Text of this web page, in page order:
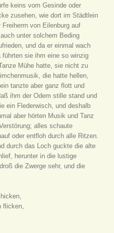
keins vom Gesinde oder
zusehen, wie dort im Städtlein
Freiherrn von Eilenburg auf
unter solchem Beding
und da er einmal wach
sie ihm eine so winzig
Mühe hatte, sie nicht zu
die hatte hellen,
tanzte aber ganz flott und
ihm der Odem stille stand und
ein Flederwisch, und deshalb
aber hörten Musik und Tanz
alles schaute
oder entfloh durch alle Ritzen.
durch das Loch guckte die alte
herunter in die lustige
die Zwerge sehr, und die
flicken,